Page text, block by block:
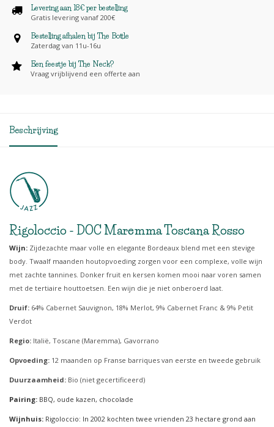
Levering aan 18€ per bestelling
Gratis levering vanaf 200€
Bestelling afhalen bij The Bottle
Zaterdag van 11u-16u
Een feestje bij The Neck?
Vraag vrijblijvend een offerte aan
Beschrijving
Rigoloccio - DOC Maremma Toscana Rosso
Wijn: Zijdezachte maar volle en elegante Bordeaux blend met een stevige
body. Twaalf maanden houtopvoeding zorgen voor een complexe, volle wijn
met zachte tannines. Donker fruit en kersen komen mooi naar voren samen
met de tertiaire houttoetsen. Een wijn die je niet onberoerd laat.
Druif: 64% Cabernet Sauvignon, 18% Merlot, 9% Cabernet Franc & 9% Petit
Verdot
Regio: Italië, Toscane (Maremma), Gavorrano
Opvoeding: 12 maanden op Franse barriques van eerste en tweede gebruik
Duurzaamheid: Bio (niet gecertificeerd)
Pairing: BBQ, oude kazen, chocolade
Wijnhuis: Rigoloccio: In 2002 kochten twee vrienden 23 hectare grond aan